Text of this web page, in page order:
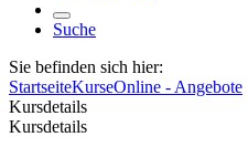
Suche
Sie befinden sich hier:
StartseiteKurseOnline - Angebote
Kursdetails
Kursdetails